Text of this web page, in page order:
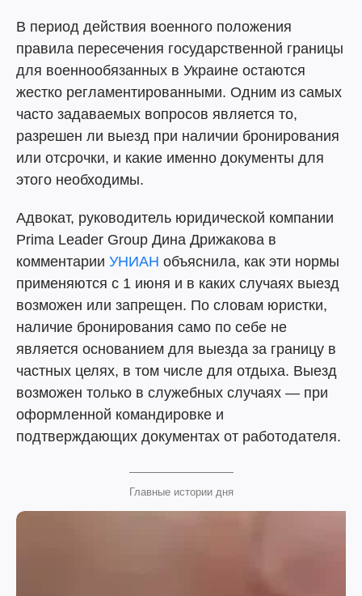
В период действия военного положения
правила пересечения государственной границы
для военнообязанных в Украине остаются
жестко регламентированными. Одним из самых
часто задаваемых вопросов является то,
разрешен ли выезд при наличии бронирования
или отсрочки, и какие именно документы для
этого необходимы.
Адвокат, руководитель юридической компании
Prima Leader Group Дина Дрижакова в
комментарии УНИАН объяснила, как эти нормы
применяются с 1 июня и в каких случаях выезд
возможен или запрещен. По словам юристки,
наличие бронирования само по себе не
является основанием для выезда за границу в
частных целях, в том числе для отдыха. Выезд
возможен только в служебных случаях — при
оформленной командировке и
подтверждающих документах от работодателя.
Главные истории дня